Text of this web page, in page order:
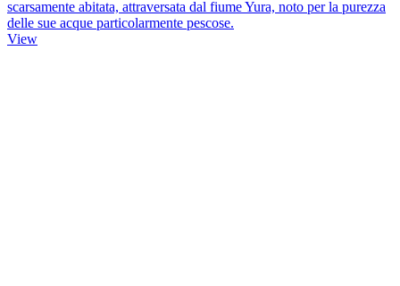
scarsamente abitata, attraversata dal fiume Yura, noto per la purezza
delle sue acque particolarmente pescose.
View